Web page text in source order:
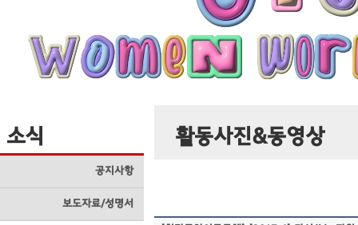
소식
공지사항
보도자료/성명서
활동사진&동영상